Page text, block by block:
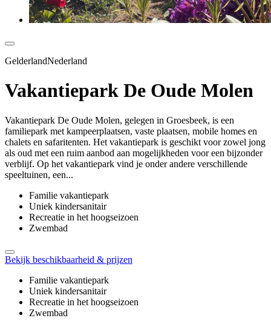
GelderlandNederland
Vakantiepark De Oude Molen
Vakantiepark De Oude Molen, gelegen in Groesbeek, is een
familiepark met kampeerplaatsen, vaste plaatsen, mobile homes en
chalets en safaritenten. Het vakantiepark is geschikt voor zowel jong
als oud met een ruim aanbod aan mogelijkheden voor een bijzonder
verblijf. Op het vakantiepark vind je onder andere verschillende
speeltuinen, een...
Familie vakantiepark
Uniek kindersanitair
Recreatie in het hoogseizoen
Zwembad
Bekijk beschikbaarheid & prijzen
Familie vakantiepark
Uniek kindersanitair
Recreatie in het hoogseizoen
Zwembad